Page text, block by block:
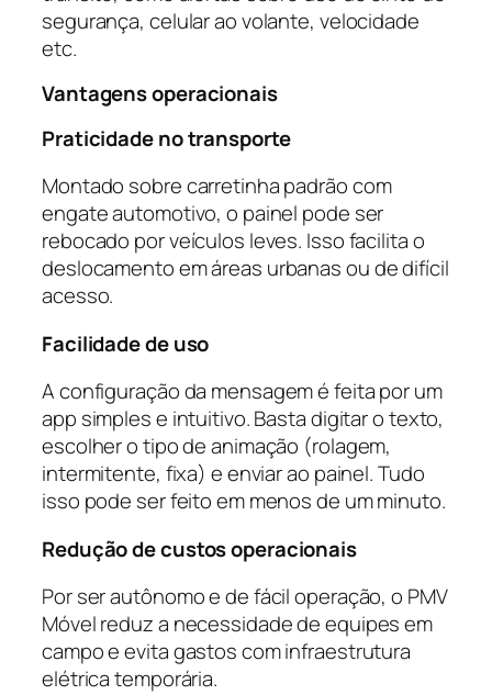
segurança, celular ao volante, velocidade
etc.
Vantagens operacionais
Praticidade no transporte
Montado sobre carretinha padrão com
engate automotivo, o painel pode ser
rebocado por veículos leves. Isso facilita o
deslocamento em áreas urbanas ou de difícil
acesso.
Facilidade de uso
A configuração da mensagem é feita por um
app simples e intuitivo. Basta digitar o texto,
escolher o tipo de animação (rolagem,
intermitente, fixa) e enviar ao painel. Tudo
isso pode ser feito em menos de um minuto.
Redução de custos operacionais
Por ser autônomo e de fácil operação, o PMV
Móvel reduz a necessidade de equipes em
campo e evita gastos com infraestrutura
elétrica temporária.